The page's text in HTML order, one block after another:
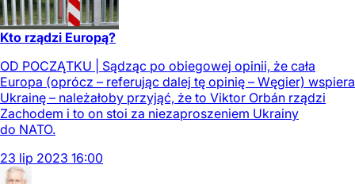
Kto rządzi Europą?
OD POCZĄTKU | Sądząc po obiegowej opinii, że cała
Europa (oprócz – referując dalej tę opinię – Węgier) wspiera
Ukrainę – należałoby przyjąć, że to Viktor Orbán rządzi
Zachodem i to on stoi za niezaproszeniem Ukrainy
do NATO.
23 lip 2023 16:00